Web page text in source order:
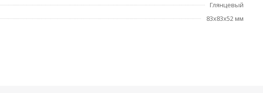
Глянцевый
83x83x52 мм